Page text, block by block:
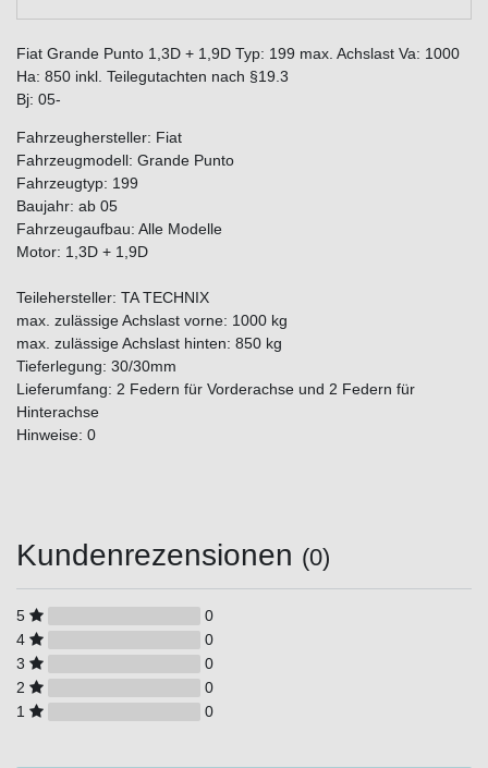
Fiat Grande Punto 1,3D + 1,9D Typ: 199 max. Achslast Va: 1000
Ha: 850 inkl. Teilegutachten nach §19.3
Bj: 05-
Fahrzeughersteller: Fiat
Fahrzeugmodell: Grande Punto
Fahrzeugtyp: 199
Baujahr: ab 05
Fahrzeugaufbau: Alle Modelle
Motor: 1,3D + 1,9D
Teilehersteller: TA TECHNIX
max. zulässige Achslast vorne: 1000 kg
max. zulässige Achslast hinten: 850 kg
Tieferlegung: 30/30mm
Lieferumfang: 2 Federn für Vorderachse und 2 Federn für
Hinterachse
Hinweise: 0
Kundenrezensionen (0)
5
0
4
0
3
0
2
0
1
0